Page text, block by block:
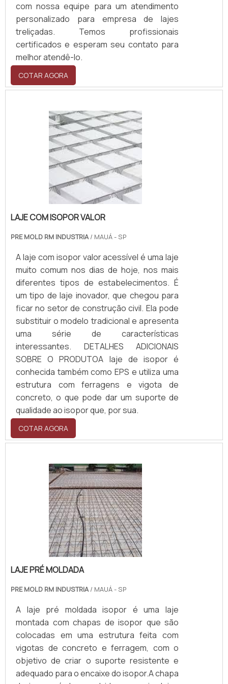
com nossa equipe para um atendimento
personalizado para empresa de lajes
treliçadas. Temos profissionais
certificados e esperam seu contato para
melhor atendê-lo.
COTAR AGORA
LAJE COM ISOPOR VALOR
PRE MOLD RM INDUSTRIA/ MAUÁ - SP
A laje com isopor valor acessível é uma laje
muito comum nos dias de hoje, nos mais
diferentes tipos de estabelecimentos. É
um tipo de laje inovador, que chegou para
ficar no setor de construção civil. Ela pode
substituir o modelo tradicional e apresenta
uma série de características
interessantes. DETALHES ADICIONAIS
SOBRE O PRODUTOA laje de isopor é
conhecida também como EPS e utiliza uma
estrutura com ferragens e vigota de
concreto, o que pode dar um suporte de
qualidade ao isopor que, por sua.
COTAR AGORA
LAJE PRÉ MOLDADA
PRE MOLD RM INDUSTRIA/ MAUÁ - SP
A laje pré moldada isopor é uma laje
montada com chapas de isopor que são
colocadas em uma estrutura feita com
vigotas de concreto e ferragem, com o
objetivo de criar o suporte resistente e
adequado para o encaixe do isopor.A chapa